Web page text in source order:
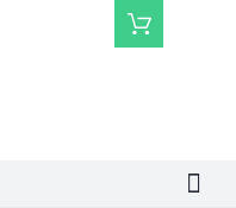
Nákupní
košík